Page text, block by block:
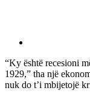
“Ky është recesioni
1929,” tha një
nuk do t’i mbijetojë